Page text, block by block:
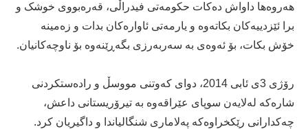
هەروەها داواش دەكات حکومەتی فیدراڵی، قەرەبووی خوشک و
برا ئێزدییەکان بکاتەوە و یارمەتی ئاوارەکان بدات و زەمینە
خۆش بکات، بۆ ئەوەی بە سەربەرزی بگەڕێنەوە بۆ ناوچەکانیان.
رۆژی 3ی ئابی 2014، دوای كەوتنی مووسڵ و رادەستكردنی
شارەكە لەلایەن سوپای عێراقەوە بە تیرۆریستانی داعش،
چەكدارانی رێكخراوەكە پەلاماری شنگالیاندا و داگیریان كرد.